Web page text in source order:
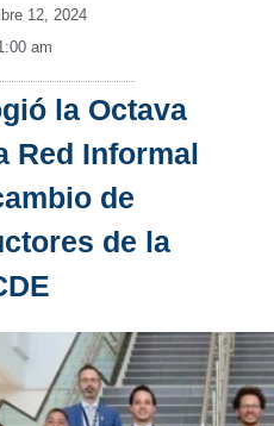
12, 2024
am
la Octava
Red Informal
de
de la